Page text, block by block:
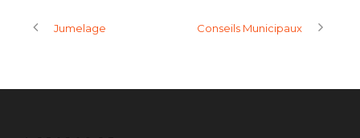
Jumelage Conseils Municipaux